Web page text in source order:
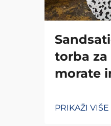
torba za
morate
PRIKAŽI VIŠE